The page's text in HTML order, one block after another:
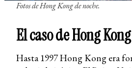
Fotos de Hong Kong de noche.
El caso de Hong Kong
Hasta 1997 Hong Kong era